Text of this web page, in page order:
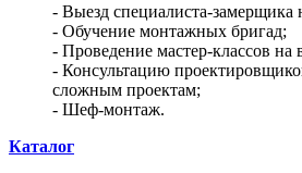
- Выезд специалиста-замерщика
- Обучение монтажных бригад;
- Проведение мастер-классов на
- Консультацию
сложным проектам;
- Шеф-монтаж.
Каталог